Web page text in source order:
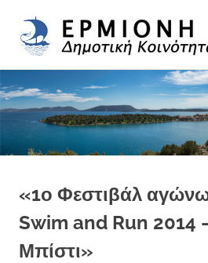
to
content
«1ο Φεστιβάλ
Swim and Run 2014
Μπίστι»